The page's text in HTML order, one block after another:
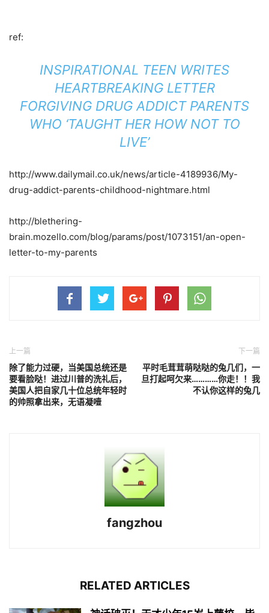
ref:
INSPIRATIONAL TEEN WRITES
HEARTBREAKING LETTER
FORGIVING DRUG ADDICT PARENTS
WHO ‘TAUGHT HER HOW NOT TO
LIVE’
http://www.dailymail.co.uk/news/article-4189936/My-
drug-addict-parents-childhood-nightmare.html
http://blethering-
brain.mozello.com/blog/params/post/1073151/an-open-
letter-to-my-parents
上一篇
除了能力过硬，当美国总统还是
要看脸哒！进过川普的洗礼后，
美国人把自家几十位总统年轻时
的帅照拿出来，无语凝噎
下一篇
平时毛茸茸萌哒哒的兔几们，一
旦打起呵欠来…………你走！！我
不认你这样的兔几
fangzhou
RELATED ARTICLES